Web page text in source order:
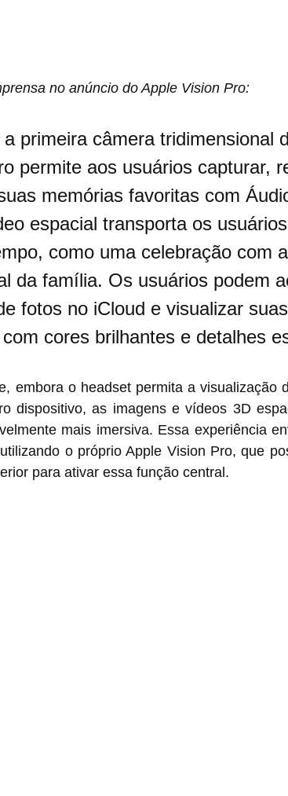
no anúncio do Apple Vision Pro:
primeira câmera tridimensional
permite aos usuários capturar,
memórias favoritas com
espacial transporta os
como uma celebração com
da família. Os usuários podem
fotos no iCloud e visualizar
cores brilhantes e detalhes
embora o headset permita a visualização
dispositivo, as imagens e vídeos 3D
mais imersiva. Essa experiência
o próprio Apple Vision Pro, que
para ativar essa função central.